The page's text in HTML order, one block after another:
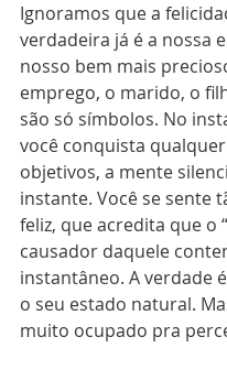
Ignoramos que a
verdadeira já é a nossa
nosso bem mais
emprego, o marido, o
são só símbolos. No
você conquista
objetivos, a mente
instante. Você se sente
feliz, que acredita que o
causador daquele
instantâneo. A verdade
o seu estado natural.
muito ocupado pra